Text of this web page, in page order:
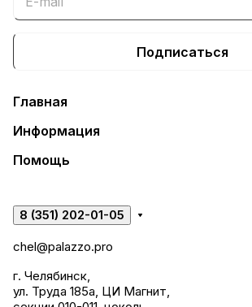
Подписаться
Главная
Информация
Помощь
8 (351) 202-01-05
chel@palazzo.pro
г. Челябинск,
ул. Труда 185а, ЦИ Магнит,